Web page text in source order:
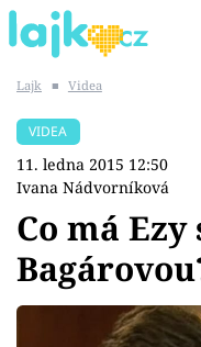
SHOPAHOLICADEL
Témata
Showbyznys
Lajk ■ Videa
VIDEA
11. ledna 2015 12:50
Ivana Nádvorníková
Co má